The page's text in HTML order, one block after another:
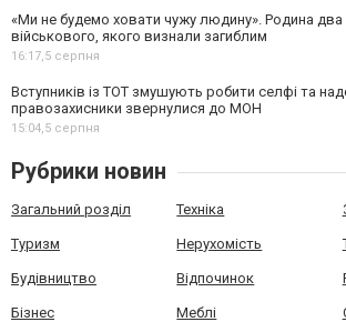
«Ми не будемо ховати чужу людину». Родина
військового, якого визнали загиблим
16:17,5 серпня
Вступників із ТОТ змушують робити селфі та
правозахисники звернулися до МОН
15:04,5 серпня
Рубрики новин
Загальний розділ Техніка
Туризм Нерухомість
Будівництво Відпочинок
Бізнес Меблі